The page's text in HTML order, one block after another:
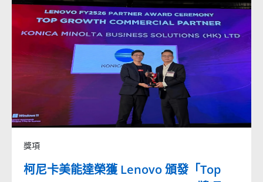
獎項
柯尼卡美能達榮獲 Lenovo 頒發「Top